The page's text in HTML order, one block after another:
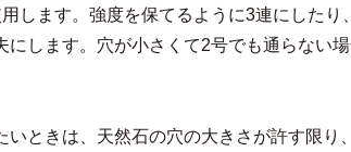
します。強度を保てるように3連にしたり
します。穴が小さくて2号でも通らない
ときは、天然石の穴の大きさが許す限り